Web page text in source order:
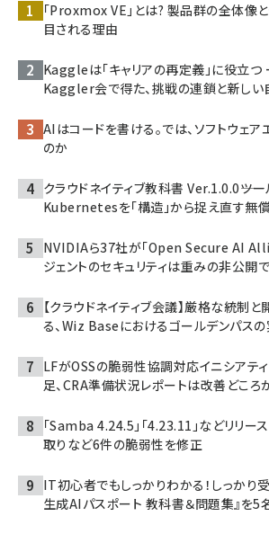
「Proxmox VE」とは? 製品群の全体像
目される理由
Kaggleは「キャリアの再定義」に役立
Kaggler会で得た、挑戦の連鎖と新しい
AIはコードを書ける。では、ソフトウェ
のか
クラウドネイティブ教科書 Ver.1.0.0――ツ
Kubernetesを「構造」から捉え直す無
NVIDIAら37社が「Open Secure AI
ジェントのセキュリティは重みの非公開
【クラウドネイティブ会議】厳格な統制
る、Wiz Baseにおけるゴールデンパス
LFがOSSの脆弱性協調対応イニシアテ
足、CRA準備状況レポートは改善どころ
「Samba 4.24.5」「4.23.11」などリリー
取りなど6件の脆弱性を修正
IT初心者でもしっかりわかる！しっかり
生成AIパスポート 教科書＆問題集』を5